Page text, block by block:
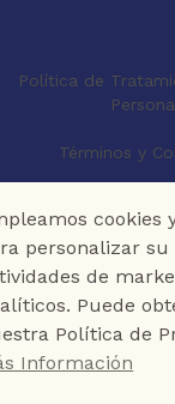
Política de
Términos y
cookies
personalizar
de
Puede
Política de
Información